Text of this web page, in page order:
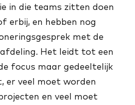
in die teams zitten doen
erbij, en hebben nog
met de
Het leidt tot een
focus maar gedeeltelijk
er veel moet worden
en veel moet